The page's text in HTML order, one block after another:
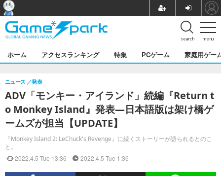
menu
search
ホーム アクセスランキング 特集 PCゲーム 家庭用ゲー
ADV「モンキー・アイランド」続編『Return t
o Monkey Island』発表―日本語版は架け橋ゲ
ームズが担当【UPDATE】
『Monkey Island 2: LeChuck's Revenge』に続くストーリーが語られるとのこ
と。
ニュース 発表
2022.4.5 Tue 13:36 2022.4.5 Tue 1:36